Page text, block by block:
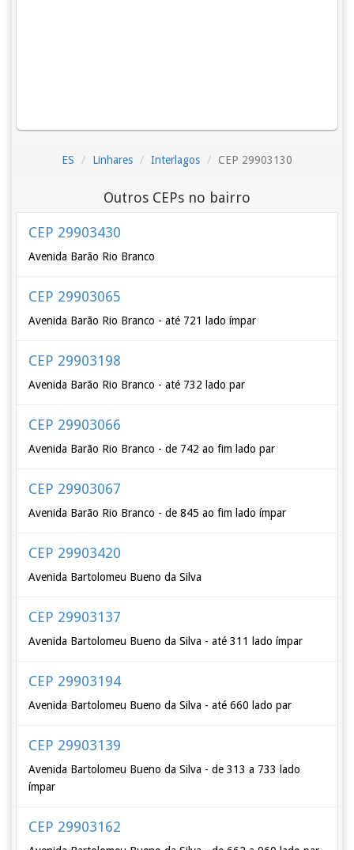
ES Linhares Interlagos CEP 29903130
Outros CEPs no bairro
CEP 29903430
Avenida Barão Rio Branco
CEP 29903065
Avenida Barão Rio Branco - até 721 lado ímpar
CEP 29903198
Avenida Barão Rio Branco - até 732 lado par
CEP 29903066
Avenida Barão Rio Branco - de 742 ao fim lado par
CEP 29903067
Avenida Barão Rio Branco - de 845 ao fim lado ímpar
CEP 29903420
Avenida Bartolomeu Bueno da Silva
CEP 29903137
Avenida Bartolomeu Bueno da Silva - até 311 lado ímpar
CEP 29903194
Avenida Bartolomeu Bueno da Silva - até 660 lado par
CEP 29903139
Avenida Bartolomeu Bueno da Silva - de 313 a 733 lado
ímpar
CEP 29903162